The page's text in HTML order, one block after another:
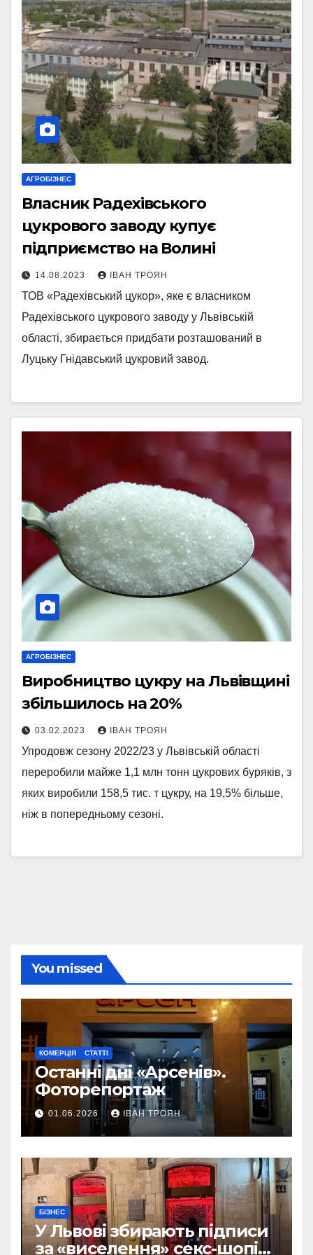
АГРОБІЗНЕС
Власник Радехівського
цукрового заводу купує
підприємство на Волині
14.08.2023 ІВАН ТРОЯН
ТОВ «Радехівський цукор», яке є власником
Радехівського цукрового заводу у Львівській
області, збирається придбати розташований в
Луцьку Гнідавський цукровий завод.
АГРОБІЗНЕС
Виробництво цукру на Львівщині
збільшилось на 20%
03.02.2023 ІВАН ТРОЯН
Упродовж сезону 2022/23 у Львівській області
переробили майже 1,1 млн тонн цукрових буряків, з
яких виробили 158,5 тис. т цукру, на 19,5% більше,
ніж в попередньому сезоні.
You missed
КОМЕРЦІЯ СТАТТІ
Останні дні «Арсенів».
Фоторепортаж
01.06.2026 ІВАН ТРОЯН
БІЗНЕС
У Львові збирають підписи
за «виселення» секс-шопів